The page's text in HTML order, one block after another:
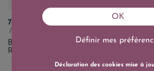
Prix
74,90 € 19+/20
Balthus 2015 - Château de
Reignac
Juliénas
Définir mes
OK
Déclaration des cookies mise à